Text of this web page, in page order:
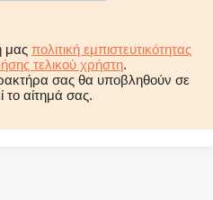
μας πολιτική εμπιστευτικότητας
τελικού χρήστη.
σας θα υποβληθούν σε
το αίτημά σας.